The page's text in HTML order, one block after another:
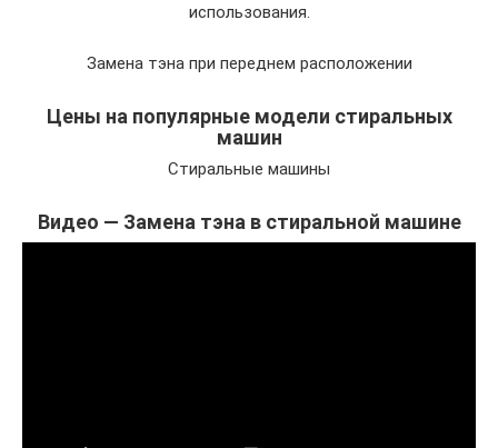
использования.
Замена тэна при переднем расположении
Цены на популярные модели стиральных
машин
Стиральные машины
Видео — Замена тэна в стиральной машине